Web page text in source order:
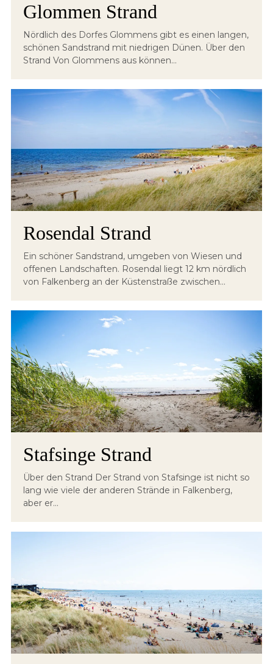
Glommen Strand
Nördlich des Dorfes Glommens gibt es einen langen,
schönen Sandstrand mit niedrigen Dünen. Über den
Strand Von Glommens aus können...
Rosendal Strand
Ein schöner Sandstrand, umgeben von Wiesen und
offenen Landschaften. Rosendal liegt 12 km nördlich
von Falkenberg an der Küstenstraße zwischen...
Stafsinge Strand
Über den Strand Der Strand von Stafsinge ist nicht so
lang wie viele der anderen Strände in Falkenberg,
aber er...